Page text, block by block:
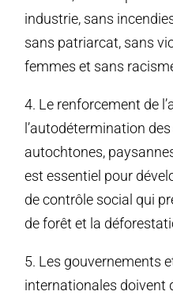
industrie, sans
sans patriarcat, sans
femmes et sans
4. Le renforcement de
l’autodétermination
autochtones,
est essentiel pour
de contrôle social qui
de forêt et la
5. Les gouvernements
internationales doivent